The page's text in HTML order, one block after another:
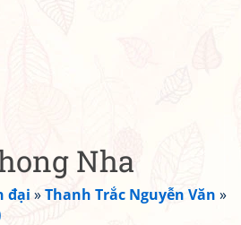
Nha
đại »Thanh Trắc Nguyễn Văn »